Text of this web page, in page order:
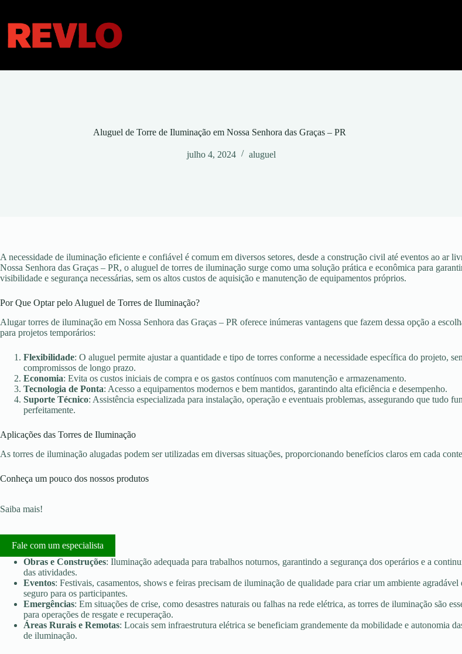
conteúdo
Aluguel de Torre de Iluminação em Nossa Senhora das Graças – PR
julho 4, 2024 aluguel
A necessidade de iluminação eficiente e confiável é comum em diversos setores, desde a construção civil até eventos ao ar
Nossa Senhora das Graças – PR, o aluguel de torres de iluminação surge como uma solução prática e econômica para
visibilidade e segurança necessárias, sem os altos custos de aquisição e manutenção de equipamentos próprios.
Por Que Optar pelo Aluguel de Torres de Iluminação?
Alugar torres de iluminação em Nossa Senhora das Graças – PR oferece inúmeras vantagens que fazem dessa opção a
para projetos temporários:
Flexibilidade: O aluguel permite ajustar a quantidade e tipo de torres conforme a necessidade específica do projeto,
compromissos de longo prazo.
Economia: Evita os custos iniciais de compra e os gastos contínuos com manutenção e armazenamento.
Tecnologia de Ponta: Acesso a equipamentos modernos e bem mantidos, garantindo alta eficiência e desempenho.
Suporte Técnico: Assistência especializada para instalação, operação e eventuais problemas, assegurando que tudo
perfeitamente.
Aplicações das Torres de Iluminação
As torres de iluminação alugadas podem ser utilizadas em diversas situações, proporcionando benefícios claros em cada
Conheça um pouco dos nossos produtos
Saiba mais!
Fale com um especialista
Obras e Construções: Iluminação adequada para trabalhos noturnos, garantindo a segurança dos operários e a
das atividades.
Eventos: Festivais, casamentos, shows e feiras precisam de iluminação de qualidade para criar um ambiente agradável
seguro para os participantes.
Emergências: Em situações de crise, como desastres naturais ou falhas na rede elétrica, as torres de iluminação são
para operações de resgate e recuperação.
Áreas Rurais e Remotas: Locais sem infraestrutura elétrica se beneficiam grandemente da mobilidade e autonomia
de iluminação.